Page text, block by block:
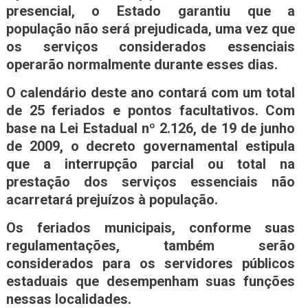
presencial, o Estado garantiu que a
população não será prejudicada, uma vez que
os serviços considerados essenciais
operarão normalmente durante esses dias.
O calendário deste ano contará com um total
de 25 feriados e pontos facultativos. Com
base na Lei Estadual nº 2.126, de 19 de junho
de 2009, o decreto governamental estipula
que a interrupção parcial ou total na
prestação dos serviços essenciais não
acarretará prejuízos à população.
Os feriados municipais, conforme suas
regulamentações, também serão
considerados para os servidores públicos
estaduais que desempenham suas funções
nessas localidades.